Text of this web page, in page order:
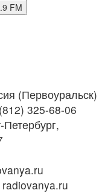
FM
(Первоуральск)
325-68-06
radiovanya.ru